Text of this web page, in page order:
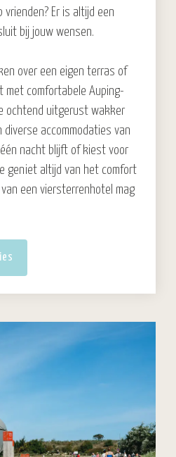
Er is altijd een
bij jouw wensen.
over een eigen terras of
met comfortabele Auping-
ochtend uitgerust wakker
accommodaties van
nacht blijft of kiest voor
geniet altijd van het comfort
een viersterrenhotel mag